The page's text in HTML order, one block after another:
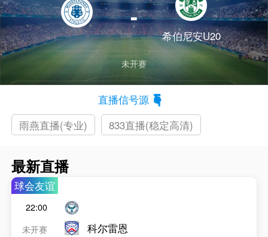
-
希伯尼安U20
未开赛
直播信号源
雨燕直播(专业)
833直播(稳定高清)
最新直播
球会友谊
22:00
未开赛
科尔雷恩